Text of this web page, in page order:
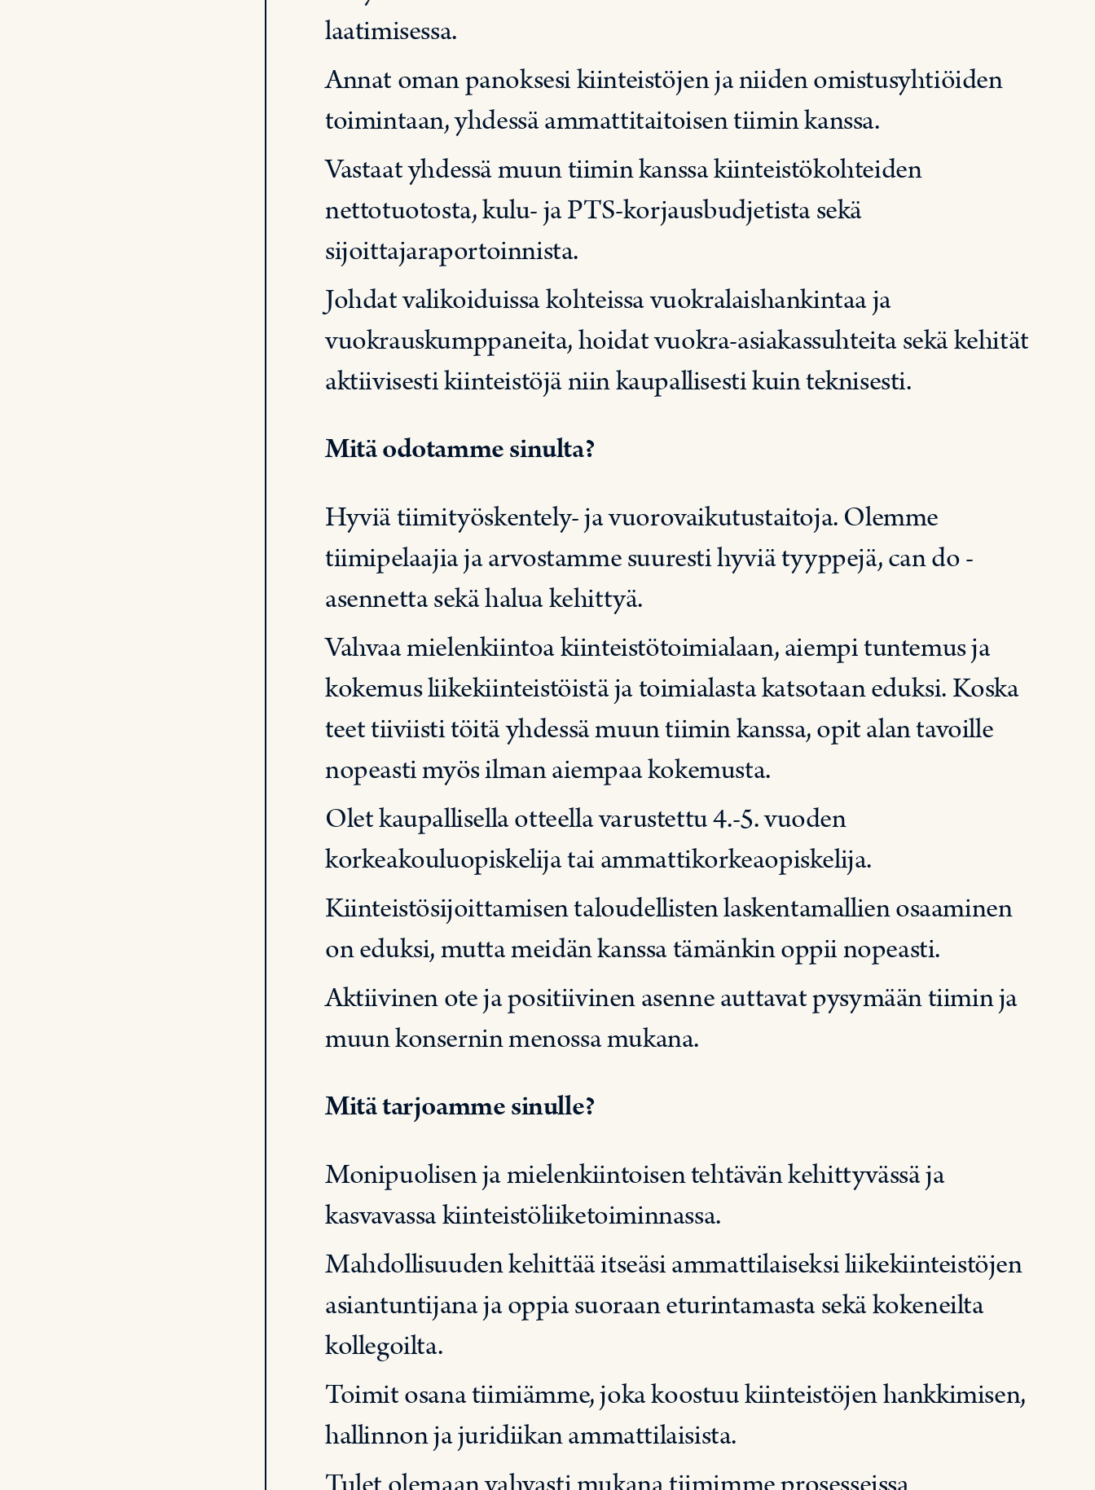
laatimisessa.
Annat oman panoksesi kiinteistöjen ja niiden omistusyhtiöiden
toimintaan, yhdessä ammattitaitoisen tiimin kanssa.
Vastaat yhdessä muun tiimin kanssa kiinteistökohteiden
nettotuotosta, kulu- ja PTS-korjausbudjetista sekä
sijoittajaraportoinnista.
Johdat valikoiduissa kohteissa vuokralaishankintaa ja
vuokrauskumppaneita, hoidat vuokra-asiakassuhteita sekä kehität
aktiivisesti kiinteistöjä niin kaupallisesti kuin teknisesti.
Mitä odotamme sinulta?
Hyviä tiimityöskentely- ja vuorovaikutustaitoja. Olemme
tiimipelaajia ja arvostamme suuresti hyviä tyyppejä, can do -
asennetta sekä halua kehittyä.
Vahvaa mielenkiintoa kiinteistötoimialaan, aiempi tuntemus ja
kokemus liikekiinteistöistä ja toimialasta katsotaan eduksi. Koska
teet tiiviisti töitä yhdessä muun tiimin kanssa, opit alan tavoille
nopeasti myös ilman aiempaa kokemusta.
Olet kaupallisella otteella varustettu 4.-5. vuoden
korkeakouluopiskelija tai ammattikorkeaopiskelija.
Kiinteistösijoittamisen taloudellisten laskentamallien osaaminen
on eduksi, mutta meidän kanssa tämänkin oppii nopeasti.
Aktiivinen ote ja positiivinen asenne auttavat pysymään tiimin ja
muun konsernin menossa mukana.
Mitä tarjoamme sinulle?
Monipuolisen ja mielenkiintoisen tehtävän kehittyvässä ja
kasvavassa kiinteistöliiketoiminnassa.
Mahdollisuuden kehittää itseäsi ammattilaiseksi liikekiinteistöjen
asiantuntijana ja oppia suoraan eturintamasta sekä kokeneilta
kollegoilta.
Toimit osana tiimiämme, joka koostuu kiinteistöjen hankkimisen,
hallinnon ja juridiikan ammattilaisista.